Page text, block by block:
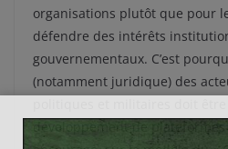
organisations plutôt que pour
défendre des intérêts
gouvernementaux. C’est
(notamment juridique) des
développement de